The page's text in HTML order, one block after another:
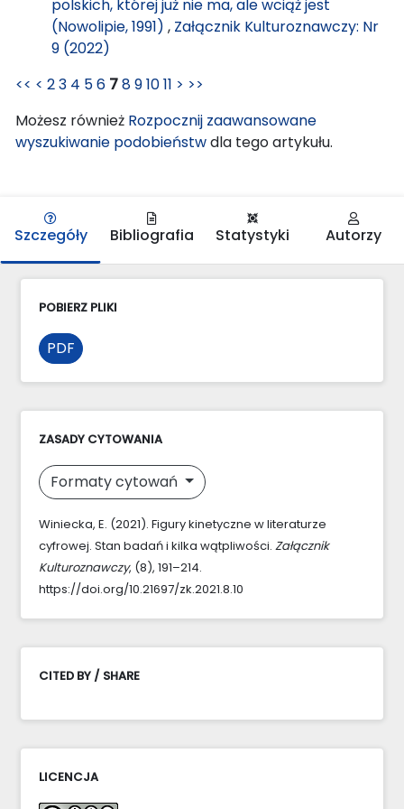
polskich, której już nie ma, ale wciąż jest
(Nowolipie, 1991) , Załącznik Kulturoznawczy: Nr
9 (2022)
<< < 23 4 56 7891011 > >>
Możesz również Rozpocznij zaawansowane
wyszukiwanie podobieństwdla tego artykułu.
Szczegóły Bibliografia Statystyki Autorzy
POBIERZ PLIKI
PDF
ZASADY CYTOWANIA
Formaty cytowań
Winiecka, E. (2021). Figury kinetyczne w literaturze
cyfrowej. Stan badań i kilka wątpliwości. Załącznik
Kulturoznawczy, (8), 191–214.
https://doi.org/10.21697/zk.2021.8.10
CITED BY / SHARE
LICENCJA